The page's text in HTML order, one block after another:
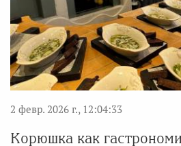
2 февр. 2026 г., 12:04:33
Корюшка как